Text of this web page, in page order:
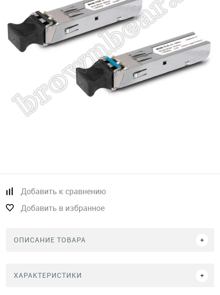
Добавить к сравнению
Добавить в избранное
ОПИСАНИЕ ТОВАРА
ХАРАКТЕРИСТИКИ